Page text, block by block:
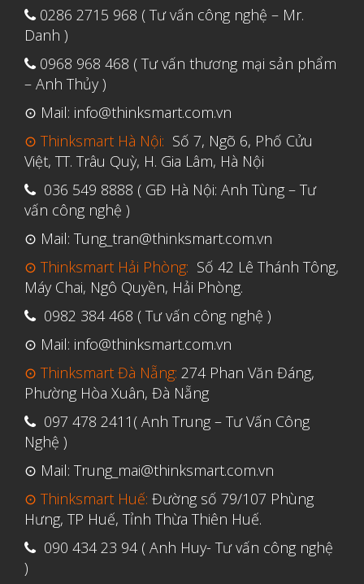
Tháng Hai 2022
Tháng Mười Hai 2021
Tháng Mười Một 2021
Tháng Mười 2021
Tháng Chín 2021
Tháng Sáu 2021
Tháng Năm 2021
Tháng Ba 2021
Tháng Một 2021
Tháng Mười Hai 2020
Tháng Mười 2020
Tháng Chín 2020
Tháng Bảy 2020
0286 2715 968 ( Tư vấn công nghệ – Mr.
Danh )
0968 968 468 ( Tư vấn thương mại sản phẩm
– Anh Thủy )
⊙ Mail: info@thinksmart.com.vn
⊙ Thinksmart Hà Nội: Số 7, Ngõ 6, Phố Cửu
Việt, TT. Trâu Quỳ, H. Gia Lâm, Hà Nội
036 549 8888 ( GĐ Hà Nội: Anh Tùng – Tư
vấn công nghệ )
⊙ Mail: Tung_tran@thinksmart.com.vn
⊙ Thinksmart Hải Phòng: Số 42 Lê Thánh Tông,
Máy Chai, Ngô Quyền, Hải Phòng.
0982 384 468 ( Tư vấn công nghệ )
⊙ Mail: info@thinksmart.com.vn
⊙ Thinksmart Đà Nẵng: 274 Phan Văn Đáng,
Phường Hòa Xuân, Đà Nẵng
097 478 2411( Anh Trung – Tư Vấn Công
Nghệ )
⊙ Mail: Trung_mai@thinksmart.com.vn
⊙ Thinksmart Huế: Đường số 79/107 Phùng
Hưng, TP Huế, Tỉnh Thừa Thiên Huế.
090 434 23 94 ( Anh Huy- Tư vấn công nghệ
)